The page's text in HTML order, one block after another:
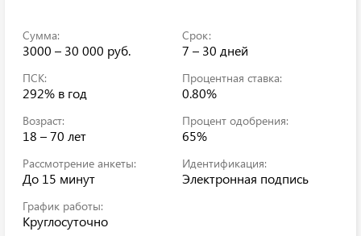
Сумма:
3000 – 30 000 руб.
Срок:
7 – 30 дней
ПСК:
292% в год
Процентная ставка:
0.80%
Возраст:
18 – 70 лет
Процент одобрения:
65%
Рассмотрение анкеты:
До 15 минут
Идентификация:
Электронная подпись
График работы:
Круглосуточно